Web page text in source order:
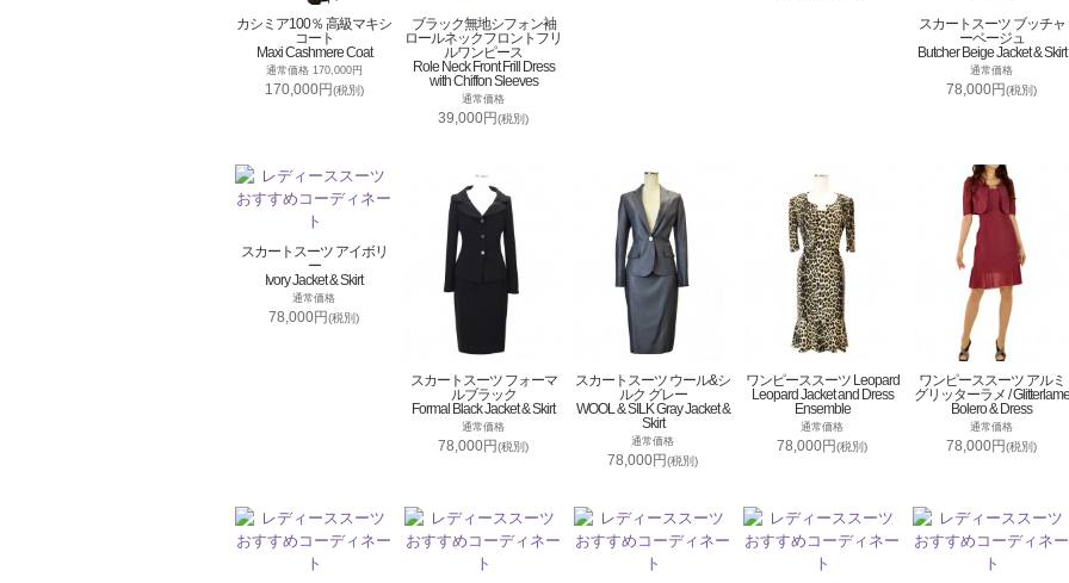
カシミア100％ 高級マキシ
コート
Maxi Cashmere Coat
通常価格 170,000円
170,000円(税別)
ブラック無地シフォン袖
ロールネックフロントフリ
ルワンピース
Role Neck Front Frill Dress
with Chiffon Sleeves
通常価格
39,000円(税別)
スカートスーツ ブッチャ
ーベージュ
Butcher Beige Jacket & Skirt
通常価格
78,000円(税別)
スカートスーツ アイボリ
ー
Ivory Jacket & Skirt
通常価格
78,000円(税別)
スカートスーツ フォーマ
ルブラック
Formal Black Jacket & Skirt
通常価格
78,000円(税別)
スカートスーツ ウール&シ
ルク グレー
WOOL & SILK Gray Jacket &
Skirt
通常価格
78,000円(税別)
ワンピーススーツ Leopard
Leopard Jacket and Dress
Ensemble
通常価格
78,000円(税別)
ワンピーススーツ アルミ
グリッターラメ / Glitterlame
Bolero & Dress
通常価格
78,000円(税別)